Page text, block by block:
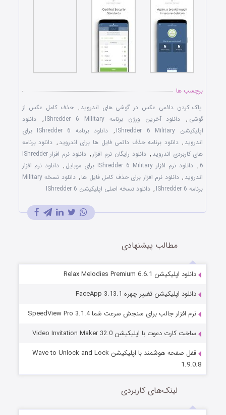
برچسب ها
پاک کردن دائمی عکس در گوشی های اندروید , حذف کامل عکس از
گوشی , دانلود آخرین ورژن برنامه IShredder 6 Military ,
دانلود
اپلیکیشن IShredder 6 Military
,
دانلود برنامه IShredder 6 برای
اندروید , دانلود برنامه حذف دائمی فایل ها برای اندروید , دانلود برنامه
های کاربردی اندروید , دانلود رایگان نرم افزار ,
دانلود نرم افزار IShredder
6
, دانلود نرم افزار IShredder 6 Military برای موبایل , دانلود نرم افزار
اندروید , دانلود نرم افزار برای حذف کامل فایل ها ,
دانلود نسخه Military
برنامه IShredder 6
, دانلود نسخه اصلی اپلیکیشن IShredder 6
مطالب پیشنهادی
دانلود اپلیکیشن Relax Melodies Premium 6.6.1
دانلود اپلیکیشن تغییر چهره FaceApp 3.13.1
نرم افزار جالب برای سنجش سرعت شما SpeedView Pro 3.1.4
ساخت کارت دعوت با اپلیکیشن Video Invitation Maker 32.0
قفل صفحه هوشمند با اپلیکیشن Wave to Unlock and Lock
1.9.0.8
لینک‌های کاربردی